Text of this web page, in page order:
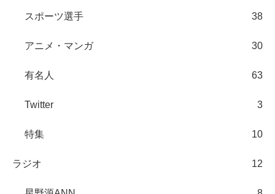
スポーツ選手 38
アニメ・マンガ 30
有名人 63
Twitter 3
特集 10
ラジオ 12